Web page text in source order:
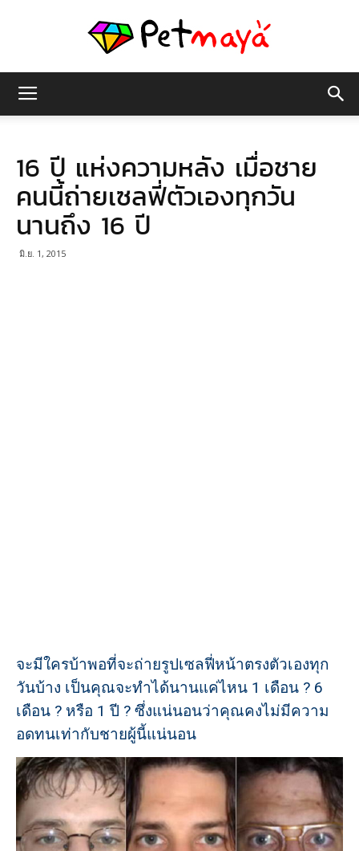
มายา
16 ปี แห่งความหลัง เมื่อชาย
คนนี้ถ่ายเซลฟี่ตัวเองทุกวัน
นานถึง 16 ปี
มิ.ย. 1, 2015
จะมีใครบ้าพอที่จะถ่ายรูปเซลฟี่หน้าตรงตัวเองทุก
วันบ้าง เป็นคุณจะทำได้นานแค่ไหน 1 เดือน ? 6
เดือน ? หรือ 1 ปี ? ซึ่งแน่นอนว่าคุณคงไม่มีความ
อดทนเท่ากับชายผู้นี้แน่นอน